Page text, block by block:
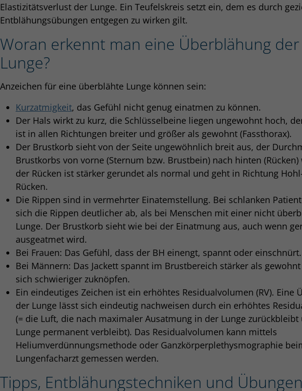
Elastizitätsverlust der Lunge. Ein Teufelskreis setzt ein, dem es durch
Entblähungsübungen entgegen zu wirken gilt.
Woran erkennt man eine Überblähung der
Lunge?
Anzeichen für eine überblähte Lunge können sein:
Kurzatmigkeit, das Gefühl nicht genug einatmen zu können.
Der Hals wirkt zu kurz, die Schlüsselbeine liegen ungewohnt hoch,
ist in allen Richtungen breiter und größer als gewohnt (Fassthorax).
Der Brustkorb sieht von der Seite ungewöhnlich breit aus, der
Brustkorbs von vorne (Sternum bzw. Brustbein) nach hinten
der Rücken ist stärker gerundet als normal und geht in Richtung
Rücken.
Die Rippen sind in vermehrter Einatemstellung. Bei schlanken
sich die Rippen deutlicher ab, als bei Menschen mit einer nicht
Lunge. Der Brustkorb sieht wie bei der Einatmung aus, auch wenn
ausgeatmet wird.
Bei Frauen: Das Gefühl, dass der BH einengt, spannt oder einschnürt.
Bei Männern: Das Jackett spannt im Brustbereich stärker als
sich schwieriger zuknöpfen.
Ein eindeutiges Zeichen ist ein erhöhtes Residualvolumen (RV). Eine
der Lunge lässt sich eindeutig nachweisen durch ein erhöhtes
(= die Luft, die nach maximaler Ausatmung in der Lunge
Lunge permanent verbleibt). Das Residualvolumen kann mittels
Heliumverdünnungsmethode oder Ganzkörperplethysmographie
Lungenfacharzt gemessen werden.
Tipps, Entblähungstechniken und Übungen